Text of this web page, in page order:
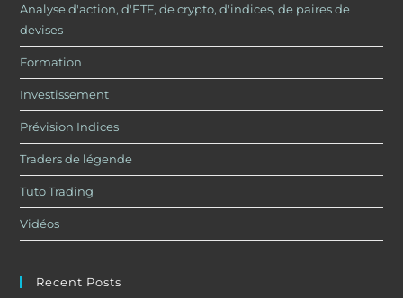
Analyse d'action, d'ETF, de crypto, d'indices, de paires de
devises
Formation
Investissement
Prévision Indices
Traders de légende
Tuto Trading
Vidéos
Recent Posts